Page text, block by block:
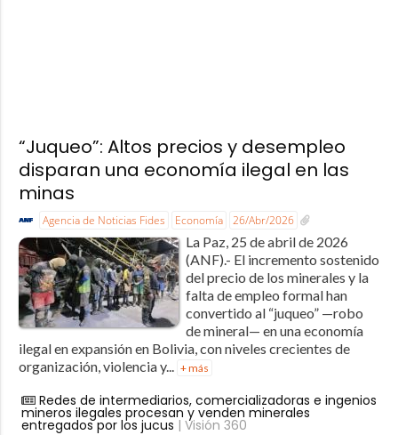
“Juqueo”: Altos precios y desempleo
disparan una economía ilegal en las
minas
Agencia de Noticias Fides Economía 26/Abr/2026
La Paz, 25 de abril de 2026
(ANF).- El incremento sostenido
del precio de los minerales y la
falta de empleo formal han
convertido al “juqueo” —robo
de mineral— en una economía
ilegal en expansión en Bolivia, con niveles crecientes de
organización, violencia y...
+ más
Redes de intermediarios, comercializadoras e ingenios
mineros ilegales procesan y venden minerales
entregados por los jucus | Visión 360